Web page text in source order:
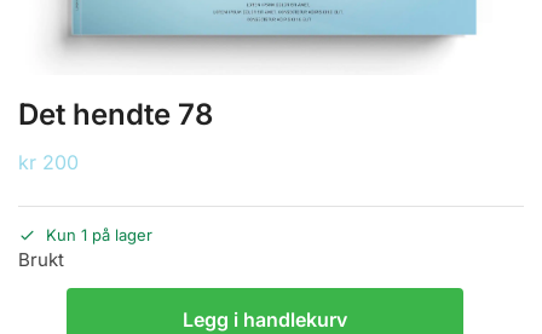
Det hendte 78
kr 200
Kun 1 på lager
Brukt
Legg i handlekurv